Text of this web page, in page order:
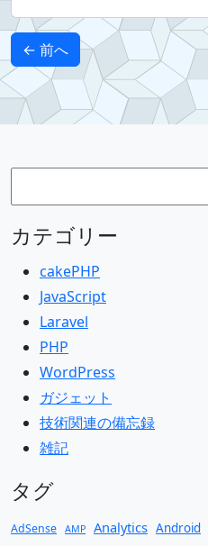
← 前へ
カテゴリー
cakePHP
JavaScript
Laravel
PHP
WordPress
ガジェット
技術関連の備忘録
雑記
タグ
AdSense AMP Analytics Android